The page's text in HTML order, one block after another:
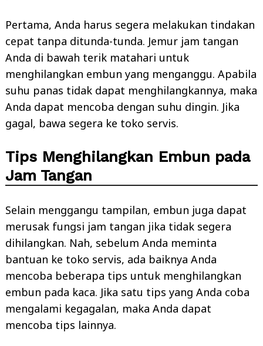
Pertama, Anda harus segera melakukan tindakan
cepat tanpa ditunda-tunda. Jemur jam tangan
Anda di bawah terik matahari untuk
menghilangkan embun yang menganggu. Apabila
suhu panas tidak dapat menghilangkannya, maka
Anda dapat mencoba dengan suhu dingin. Jika
gagal, bawa segera ke toko servis.
Tips Menghilangkan Embun pada
Jam Tangan
Selain menggangu tampilan, embun juga dapat
merusak fungsi jam tangan jika tidak segera
dihilangkan. Nah, sebelum Anda meminta
bantuan ke toko servis, ada baiknya Anda
mencoba beberapa tips untuk menghilangkan
embun pada kaca. Jika satu tips yang Anda coba
mengalami kegagalan, maka Anda dapat
mencoba tips lainnya.